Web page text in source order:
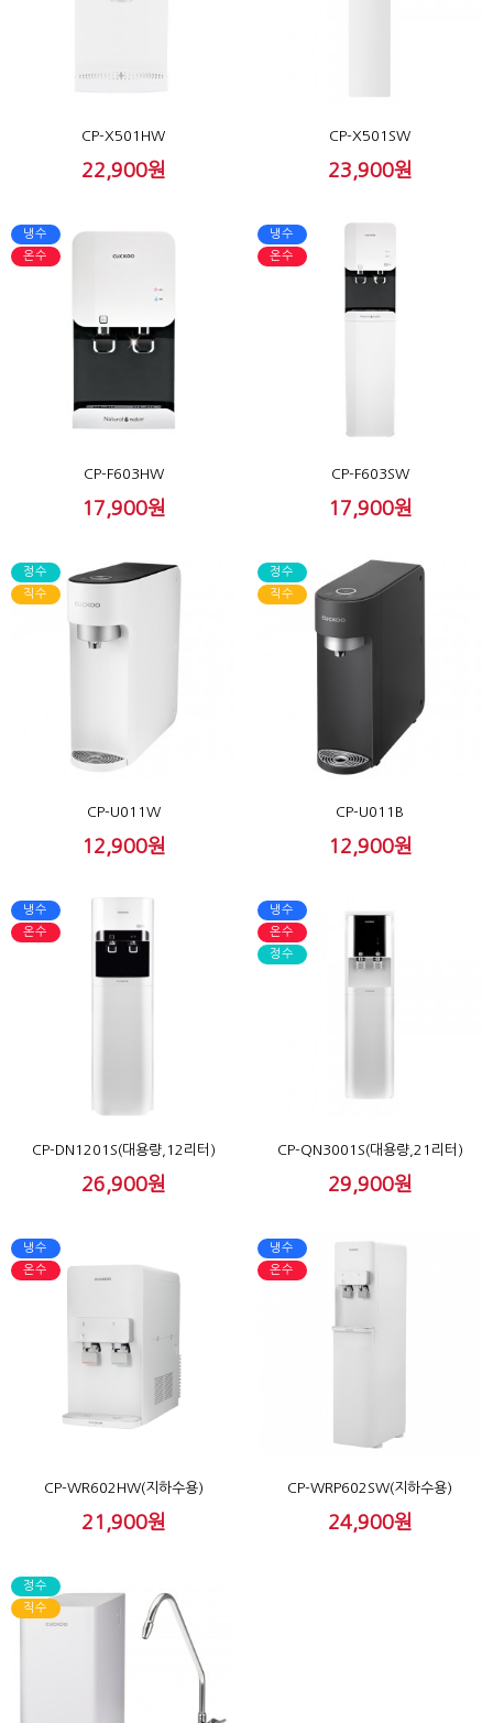
CP-X501HW
22,900원
CP-X501SW
23,900원
CP-F603HW
17,900원
냉수
온수
CP-F603SW
17,900원
냉수
온수
CP-U011W
12,900원
정수
직수
CP-U011B
12,900원
정수
직수
CP-DN1201S(대용량,12리터)
26,900원
냉수
온수
CP-QN3001S(대용량,21리터)
29,900원
냉수
온수
정수
CP-WR602HW(지하수용)
21,900원
냉수
온수
CP-WRP602SW(지하수용)
24,900원
냉수
온수
정수
직수